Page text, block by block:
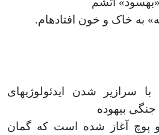
به خاک و خون افتاده­ام.
با سرازیر شدن ایدئولوژی­های
بیهوده
پوچ آغاز شده است که گمان